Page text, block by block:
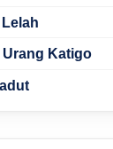
Urang Katigo